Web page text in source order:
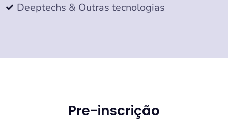
Deeptechs & Outras tecnologias
Pre-inscrição